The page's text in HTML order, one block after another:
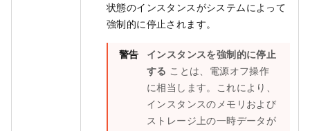
状態のインスタンスがシステムによって
強制的に停止されます。
警告
インスタンスを強制的に停止
する ことは、電源オフ操作
に相当します。これにより、
インスタンスのメモリおよび
ストレージ上の一時データが